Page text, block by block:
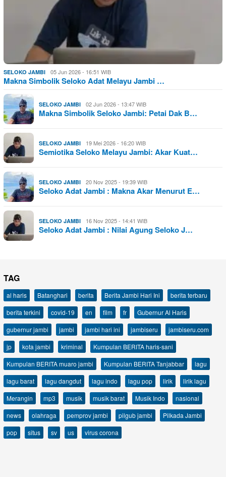
SELOKO JAMBI 05 Jun 2026 - 16:51 WIB
Makna Simbolik Seloko Adat Melayu Jambi …
SELOKO JAMBI 02 Jun 2026 - 13:47 WIB
Makna Simbolik Seloko Jambi: Petai Dak B…
SELOKO JAMBI 19 Mei 2026 - 16:20 WIB
Semiotika Seloko Melayu Jambi: Akar Kuat…
SELOKO JAMBI 20 Nov 2025 - 19:39 WIB
Seloko Adat Jambi : Makna Akar Menurut E…
SELOKO JAMBI 16 Nov 2025 - 14:41 WIB
Seloko Adat Jambi : Nilai Agung Seloko J…
TAG
al haris Batanghari berita Berita Jambi Hari Ini
berita terbaru
berita terkini
covid-19 en film fr
Gubernur Al Haris
gubernur jambi
jambi jambi hari ini jambiseru
jambiseru.com
jp
kota jambi kriminal
Kumpulan BERITA haris-sani
Kumpulan BERITA muaro jambi
Kumpulan BERITA Tanjabbar
lagu
lagu barat
lagu dangdut lagu indo lagu pop lirik
lirik lagu
Merangin
mp3 musik musik barat Musik Indo
nasional
news
olahraga pemprov jambi pilgub jambi
Pilkada Jambi
pop
situs sv us virus corona